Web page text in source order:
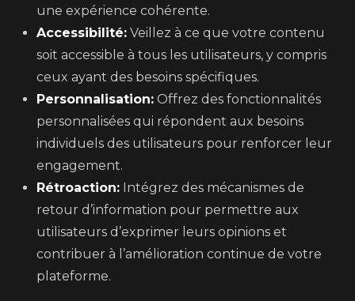
une expérience cohérente.
Accessibilité: Veillez à ce que votre contenu
soit accessible à tous les utilisateurs, y compris
ceux ayant des besoins spécifiques.
Personnalisation: Offrez des fonctionnalités
personnalisées qui répondent aux besoins
individuels des utilisateurs pour renforcer leur
engagement.
Rétroaction: Intégrez des mécanismes de
retour d’information pour permettre aux
utilisateurs d’exprimer leurs opinions et
contribuer à l’amélioration continue de votre
plateforme.